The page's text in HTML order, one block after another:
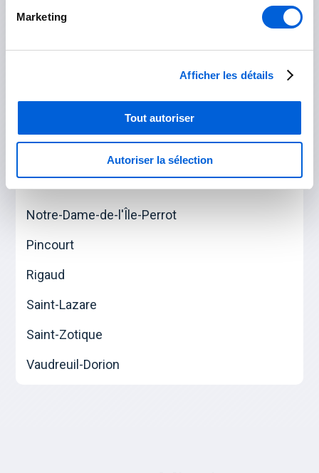
Marketing
Afficher les détails
Tout autoriser
Autoriser la sélection
Saint-Constant
Saint-Philippe
Vaudreuil-Soulanges
Notre-Dame-de-l'Île-Perrot
Pincourt
Rigaud
Saint-Lazare
Saint-Zotique
Vaudreuil-Dorion